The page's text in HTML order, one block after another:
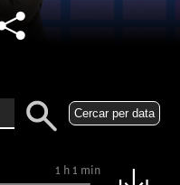
Cercar per data
1 h 1 min